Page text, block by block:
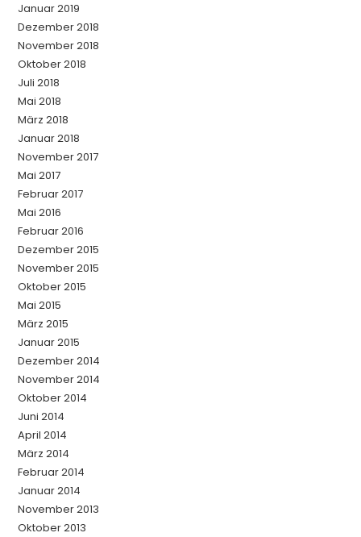
Januar 2019
Dezember 2018
November 2018
Oktober 2018
Juli 2018
Mai 2018
März 2018
Januar 2018
November 2017
Mai 2017
Februar 2017
Mai 2016
Februar 2016
Dezember 2015
November 2015
Oktober 2015
Mai 2015
März 2015
Januar 2015
Dezember 2014
November 2014
Oktober 2014
Juni 2014
April 2014
März 2014
Februar 2014
Januar 2014
November 2013
Oktober 2013